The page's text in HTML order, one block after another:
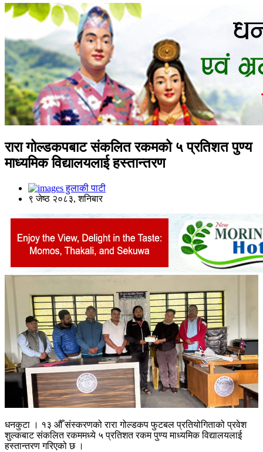
रारा गोल्डकपबाट संकलित रकमको ५ प्रतिशत पुण्य
माध्यमिक विद्यालयलाई हस्तान्तरण
हुलाकी पाटी
९ जेष्ठ २०८३, शनिबार
धनकुटा । १३ औँ संस्करणको रारा गोल्डकप फुटबल प्रतियोगिताको प्रवेश
शुल्कबाट संकलित रकममध्ये ५ प्रतिशत रकम पुण्य माध्यमिक विद्यालयलाई
हस्तान्तरण गरिएको छ ।